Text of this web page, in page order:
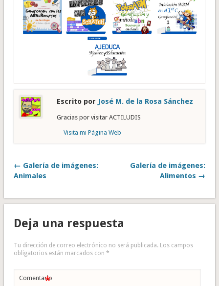
Escrito por José M. de la Rosa Sánchez
Gracias por visitar ACTILUDIS
Visita mi Página Web
← Galería de imágenes:
Animales
Galería de imágenes:
Alimentos →
Deja una respuesta
Tu dirección de correo electrónico no será publicada. Los campos
obligatorios están marcados con *
Comentario
*